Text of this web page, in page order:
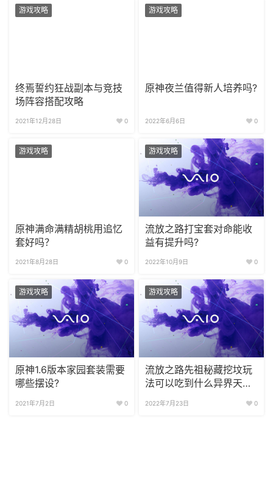
游戏攻略
终焉誓约狂战副本与竞技
场阵容搭配攻略
2021年12月28日 0
游戏攻略
原神夜兰值得新人培养吗?
2022年6月6日 0
游戏攻略
原神满命满精胡桃用追忆
套好吗？
2021年8月28日 0
游戏攻略
流放之路打宝套对命能收
益有提升吗?
2022年10月9日 0
游戏攻略
原神1.6版本家园套装需要
哪些摆设?
2021年7月2日 0
游戏攻略
流放之路先祖秘藏挖坟玩
法可以吃到什么异界天赋
2022年7月23日 0